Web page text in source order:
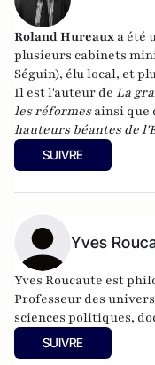
Roland Hureaux a été
plusieurs cabinets
Séguin), élu local, et
Il est l'auteur de La
les réformes ainsi que
hauteurs béantes de
et gnostiques des
SUIVRE
Yves
Yves Roucaute est
Professeur des
sciences politiques,
docteur en
de grands groupes sur
SUIVRE